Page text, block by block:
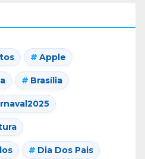
Apple
Brasília
Dia Dos Pais